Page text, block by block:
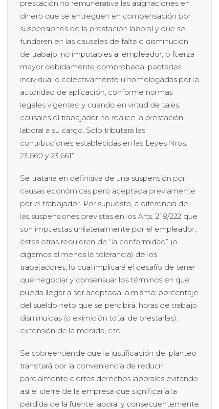
prestación no remunerativa las asignaciones en
dinero que se entreguen en compensación por
suspensiones de la prestación laboral y que se
fundaren en las causales de falta o disminución
de trabajo, no imputables al empleador, o fuerza
mayor debidamente comprobada, pactadas
individual o colectivamente u homologadas por la
autoridad de aplicación, conforme normas
legales vigentes, y cuando en virtud de tales
causales el trabajador no realice la prestación
laboral a su cargo. Sólo tributará las
contribuciones establecidas en las Leyes Nros.
23.660 y 23.661”.
Se trataría en definitiva de una suspensión por
causas económicas pero aceptada previamente
por el trabajador. Por supuesto, a diferencia de
las suspensiones previstas en los Arts. 218/222 que
son impuestas unilateralmente por el empleador,
éstas otras requieren de “la conformidad” (o
digamos al menos la tolerancia) de los
trabajadores, lo cual implicará el desafío de tener
que negociar y consensuar los términos en que
pueda llegar a ser aceptada la misma: porcentaje
del sueldo neto que se percibirá, horas de trabajo
disminuidas (o eximición total de prestarlas),
extensión de la medida, etc.
Se sobreentiende que la justificación del planteo
transitará por la conveniencia de reducir
parcialmente ciertos derechos laborales evitando
así el cierre de la empresa que significaría la
pérdida de la fuente laboral y consecuentemente